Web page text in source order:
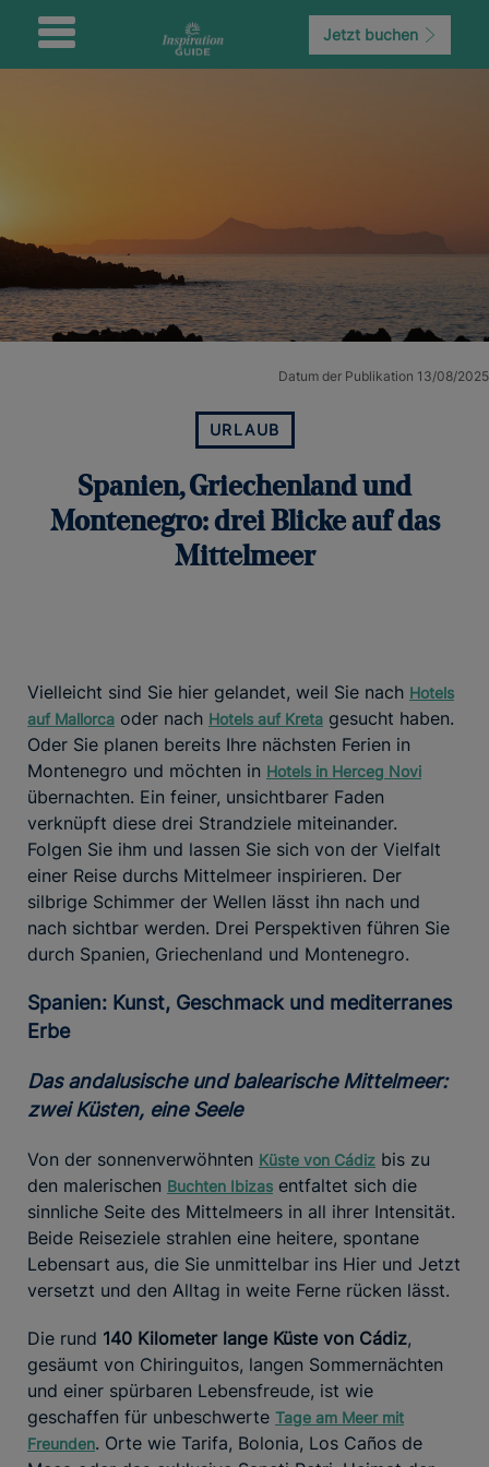
Jetzt buchen
Datum der Publikation 13/08/2025
URLAUB
Spanien, Griechenland und
Montenegro: drei Blicke auf das
Mittelmeer
Vielleicht sind Sie hier gelandet, weil Sie nach Hotels
auf Mallorca oder nach Hotels auf Kreta gesucht haben.
Oder Sie planen bereits Ihre nächsten Ferien in
Montenegro und möchten in Hotels in Herceg Novi
übernachten. Ein feiner, unsichtbarer Faden
verknüpft diese drei Strandziele miteinander.
Folgen Sie ihm und lassen Sie sich von der Vielfalt
einer Reise durchs Mittelmeer inspirieren. Der
silbrige Schimmer der Wellen lässt ihn nach und
nach sichtbar werden. Drei Perspektiven führen Sie
durch Spanien, Griechenland und Montenegro.
Spanien: Kunst, Geschmack und mediterranes
Erbe
Das andalusische und balearische Mittelmeer:
zwei Küsten, eine Seele
Von der sonnenverwöhnten Küste von Cádiz bis zu
den malerischen Buchten Ibizas entfaltet sich die
sinnliche Seite des Mittelmeers in all ihrer Intensität.
Beide Reiseziele strahlen eine heitere, spontane
Lebensart aus, die Sie unmittelbar ins Hier und Jetzt
versetzt und den Alltag in weite Ferne rücken lässt.
Die rund 140 Kilometer lange Küste von Cádiz,
gesäumt von Chiringuitos, langen Sommernächten
und einer spürbaren Lebensfreude, ist wie
geschaffen für unbeschwerte Tage am Meer mit
Freunden. Orte wie Tarifa, Bolonia, Los Caños de